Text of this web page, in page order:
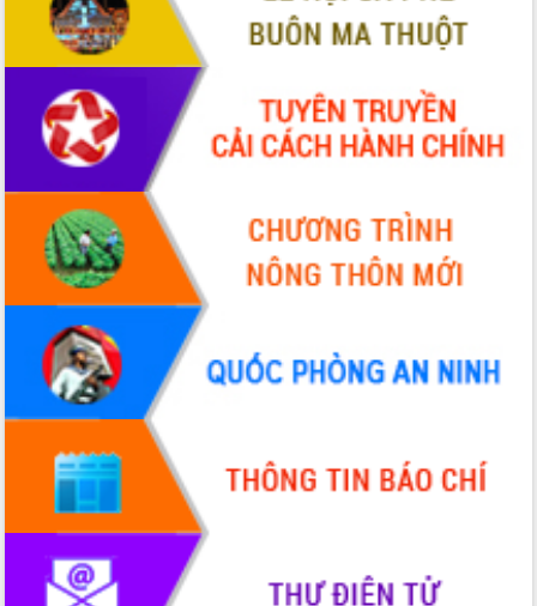
ven biển
Đắk Lắk nỗ lực thúc đẩy tăng trưởng
kinh tế từ 10% trở lên trong Quý
II/2026
Đắk Lắk ký kết thỏa thuận hợp tác về
chuyển đổi số giai đoạn 2026 – 2030
với Tập đoàn Bưu chính Viễn thông
Việt Nam
Thứ trưởng Bộ Y tế làm việc với tỉnh
Đắk Lắk về phát triển nhân lực y tế
cho trạm y tế cấp xã
Du lịch Đắk Lắk nâng tầm trải nghiệm
du khách thông qua Hệ thống cơ sở dữ
liệu và Bản đồ số
Tập huấn ứng dụng trí tuệ nhân tạo (AI)
trong thương mại điện tử năm 2026
Đoàn đại biểu Quốc hội tỉnh Đắk Lắk
trao đổi thông tin trước Kỳ họp thứ
nhất, Quốc hội khóa XVI
Quyết liệt cải cách hành chính, khơi
Nâng cao hiệu lực, hiệu quả HĐND
tỉnh thông qua hiện đại hóa hành chính